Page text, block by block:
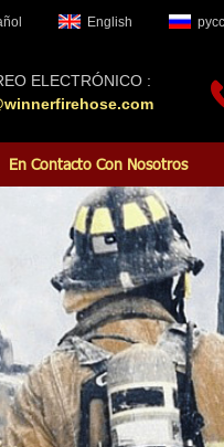
English
ELECTRÓNICO :
En Contacto Con Nosotros